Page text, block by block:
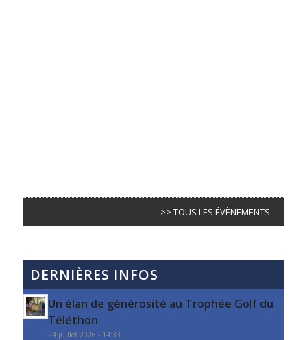
>> TOUS LES ÉVÈNEMENTS
DERNIÈRES INFOS
Un élan de générosité au Trophée Golf du
Téléthon
24 juillet 2026 - 14:33